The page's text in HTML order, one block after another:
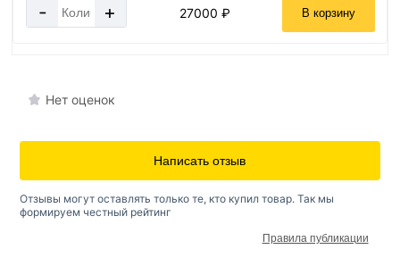
- + 27000 ₽ В корзину
Нет оценок
Написать отзыв
Отзывы могут оставлять только те, кто купил товар. Так мы
формируем честный рейтинг
Правила публикации